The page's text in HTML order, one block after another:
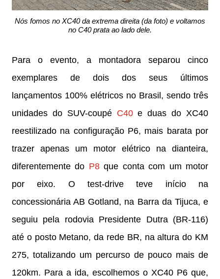
Nós fomos no XC40 da extrema direita (da foto) e voltamos
no C40 prata ao lado dele.
Para o evento, a montadora separou cinco
exemplares de dois dos seus últimos
lançamentos 100% elétricos no Brasil, sendo três
unidades do SUV-coupé C40e duas do XC40
reestilizado na configuração P6, mais barata por
trazer apenas um motor elétrico na dianteira,
diferentemente do P8que conta com um motor
por eixo. O test-drive teve início na
concessionária AB Gotland, na Barra da Tijuca, e
seguiu pela rodovia Presidente Dutra (BR-116)
até o posto Metano, da rede BR, na altura do KM
275, totalizando um percurso de pouco mais de
120km. Para a ida, escolhemos o XC40 P6 que,